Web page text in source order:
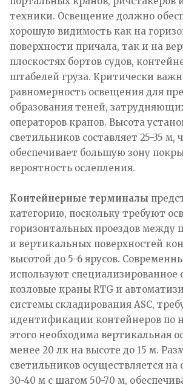
техники. Освещение должно
хорошую видимость как на
поверхности причала, так и на
плоскостях бортов судов,
штабелей груза. Критически
равномерность освещения для
образования теней,
операторов кранов. Высота
светильников составляет 25-35 м,
обеспечивает большую зону
вероятность ослепления.
Контейнерные терминалы
категорию, поскольку требуют
горизонтальных проездов между
и вертикальных поверхностей
высотой до 5-6 ярусов.
используют специализированное
козловые краны RTG и
системы складирования ASC,
идентификации контейнеров по
этого необходима вертикальная
менее 20 лк на высоте до 15 м.
светильников осуществляется на
30-40 м с шагом 50-70 м,